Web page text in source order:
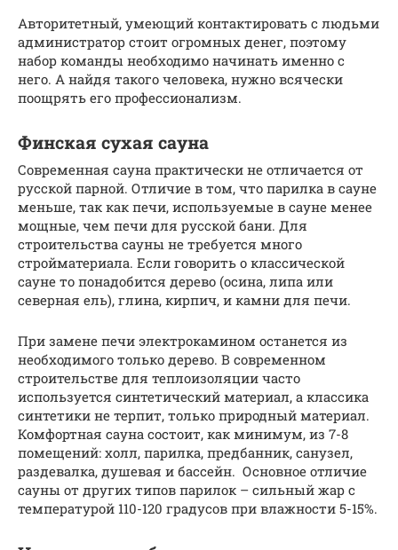
Авторитетный, умеющий контактировать с людьми
администратор стоит огромных денег, поэтому
набор команды необходимо начинать именно с
него. А найдя такого человека, нужно всячески
поощрять его профессионализм.
Финская сухая сауна
Современная сауна практически не отличается от
русской парной. Отличие в том, что парилка в сауне
меньше, так как печи, используемые в сауне менее
мощные, чем печи для русской бани. Для
строительства сауны не требуется много
стройматериала. Если говорить о классической
сауне то понадобится дерево (осина, липа или
северная ель), глина, кирпич, и камни для печи.
При замене печи электрокамином останется из
необходимого только дерево. В современном
строительстве для теплоизоляции часто
используется синтетический материал, а классика
синтетики не терпит, только природный материал.
Комфортная сауна состоит, как минимум, из 7-8
помещений: холл, парилка, предбанник, санузел,
раздевалка, душевая и бассейн. Основное отличие
сауны от других типов парилок – сильный жар с
температурой 110-120 градусов при влажности 5-15%.